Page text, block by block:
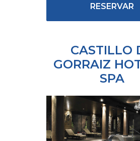
RESERVAR
CASTILLO
GORRAIZ
SPA